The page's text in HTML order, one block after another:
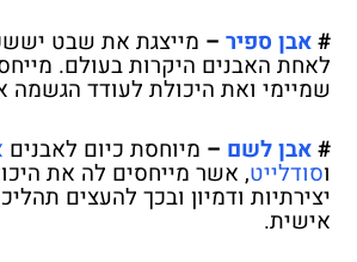
#אבן ספיר – מייצגת את שבט
לאחת האבנים היקרות בעולם.
שמיימי ואת היכולת לעודד הגשמה
#אבן לשם – מיוחסת כיום לאבנים
וסודלייט, אשר מייחסים לה את
יצירתיות ודמיון ובכך להעצים
אישית.